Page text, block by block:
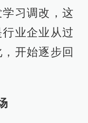
习调改，这
业企业从过
开始逐步回